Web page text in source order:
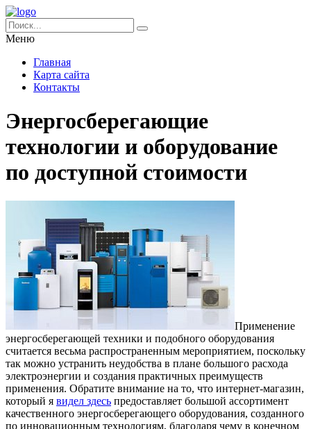
Меню
Главная
Карта сайта
Контакты
Энергосберегающие
технологии и оборудование
по доступной стоимости
Применение
энергосберегающей техники и подобного оборудования
считается весьма распространенным мероприятием, поскольку
так можно устранить неудобства в плане большого расхода
электроэнергии и создания практичных преимуществ
применения. Обратите внимание на то, что интернет-магазин,
который я видел здесь предоставляет большой ассортимент
качественного энергосберегающего оборудования, созданного
по инновационным технологиям, благодаря чему в конечном